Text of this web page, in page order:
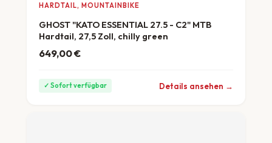
HARDTAIL, MOUNTAINBIKE
GHOST "KATO ESSENTIAL 27.5 - C2" MTB
Hardtail, 27,5 Zoll, chilly green
649,00€
✓ Sofort verfügbar Details ansehen →